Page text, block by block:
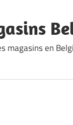
magasins en